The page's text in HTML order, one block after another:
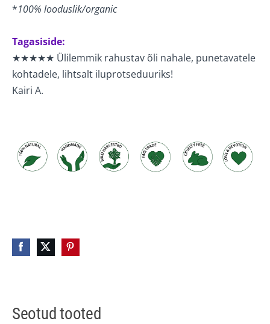
*100% looduslik/organic
Tagasiside:
★★★★★ Ülilemmik rahustav õli nahale, punetavatele
kohtadele, lihtsalt iluprotseduuriks!
Kairi A.
Seotud tooted